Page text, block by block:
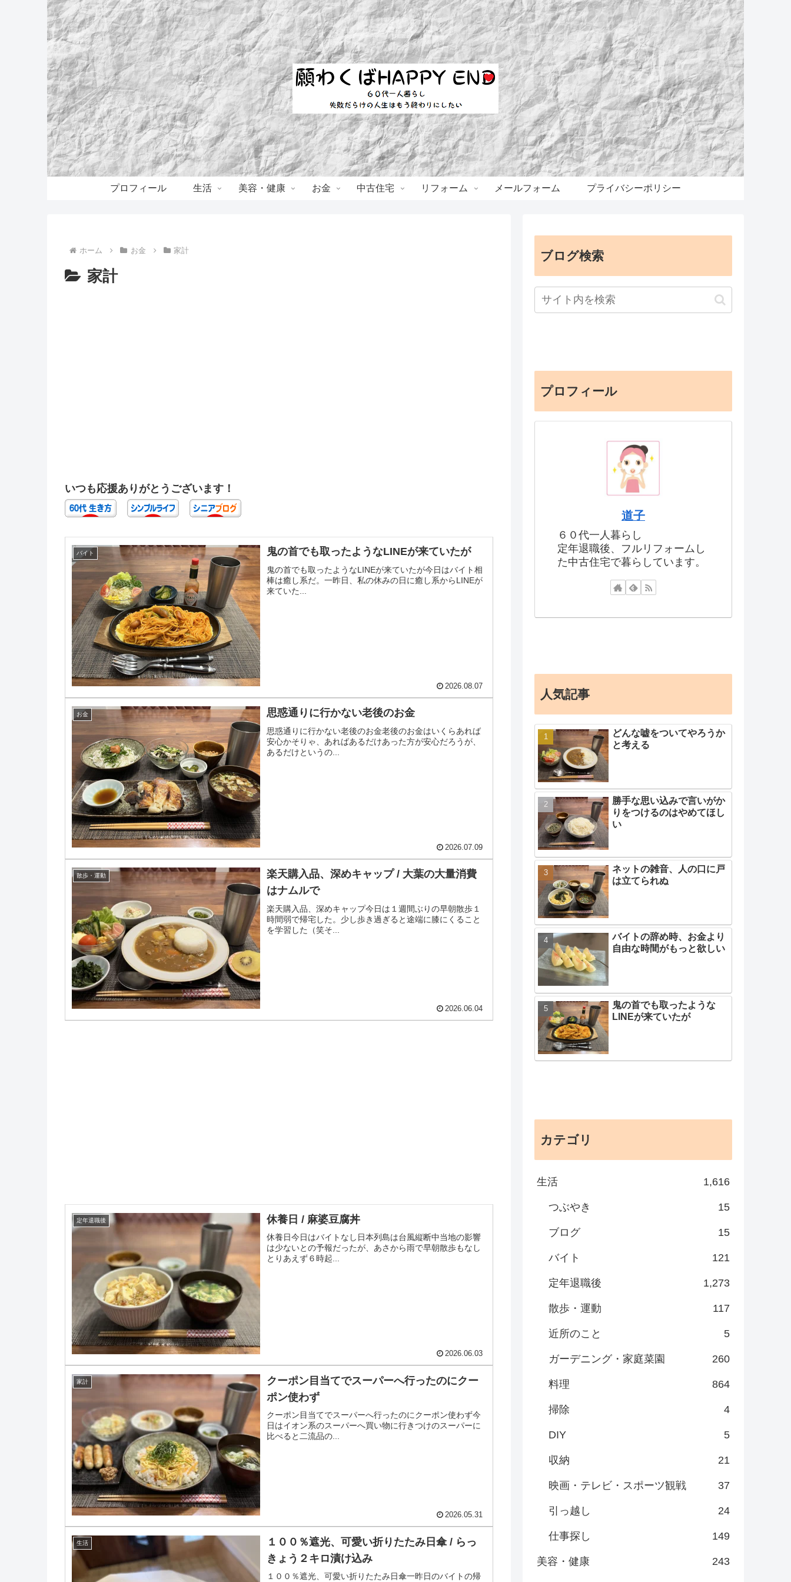
プロフィール 生活 美容・健康 お金 中古住宅 リフォーム メールフォーム プライバシーポリシー
ホーム お金 家計
家計
いつも応援ありがとうございます！
バイト 鬼の首でも取ったようなLINEが来ていたが
鬼の首でも取ったようなLINEが来ていたが今日はバイト相
棒は癒し系だ。一昨日、私の休みの日に癒し系からLINEが
来ていた...
2026.08.07
お金 思惑通りに行かない老後のお金
思惑通りに行かない老後のお金老後のお金はいくらあれば
安心かそりゃ、あればあるだけあった方が安心だろうが、
あるだけというの...
2026.07.09
散歩・運動
楽天購入品、深めキャップ / 大葉の大量消費
はナムルで
楽天購入品、深めキャップ今日は１週間ぶりの早朝散歩１
時間弱で帰宅した。少し歩き過ぎると途端に膝にくること
を学習した（笑そ...
2026.06.04
定年退職後 休養日 / 麻婆豆腐丼
休養日今日はバイトなし日本列島は台風縦断中当地の影響
は少ないとの予報だったが、あさから雨で早朝散歩もなし
とりあえず６時起...
2026.06.03
家計
クーポン目当てでスーパーへ行ったのにクー
ポン使わず
クーポン目当てでスーパーへ行ったのにクーポン使わず今
日はイオン系のスーパーへ買い物に行きつけのスーパーに
比べると二流品の...
2026.05.31
生活
１００％遮光、可愛い折りたたみ日傘 / らっ
きょう２キロ漬け込み
１００％遮光、可愛い折りたたみ日傘一昨日のバイトの帰
ブログ検索
プロフィール
道子
６０代一人暮らし
定年退職後、フルリフォームし
た中古住宅で暮らしています。
人気記事
どんな嘘をついてやろうか
と考える
勝手な思い込みで言いがか
りをつけるのはやめてほし
い
ネットの雑音、人の口に戸
は立てられぬ
バイトの辞め時、お金より
自由な時間がもっと欲しい
鬼の首でも取ったような
LINEが来ていたが
カテゴリ
生活 1,616
つぶやき 15
ブログ 15
バイト 121
定年退職後 1,273
散歩・運動 117
近所のこと 5
ガーデニング・家庭菜園 260
料理 864
掃除 4
DIY 5
収納 21
映画・テレビ・スポーツ観戦 37
引っ越し 24
仕事探し 149
美容・健康 243